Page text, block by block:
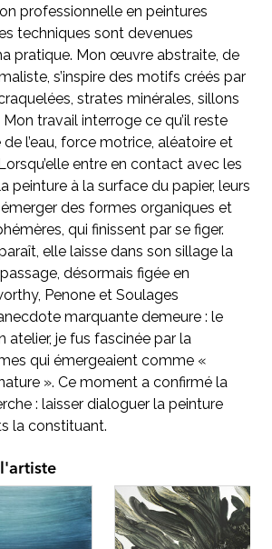
professionnelle en peintures
techniques sont devenues
pratique. Mon œuvre abstraite, de
s’inspire des motifs créés par
strates minérales, sillons
Mon travail interroge ce qu’il reste
l’eau, force motrice, aléatoire et
entre en contact avec les
peinture à la surface du papier, leurs
des formes organiques et
qui finissent par se figer.
elle laisse dans son sillage la
désormais figée en
Penone et Soulages
marquante demeure : le
atelier, je fus fascinée par la
qui émergeaient comme «
». Ce moment a confirmé la
: laisser dialoguer la peinture
la constituant.